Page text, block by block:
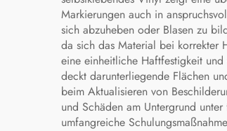
Markierungen auch in
sich abzuheben oder Blasen zu
da sich das Material bei korrekter
eine einheitliche Haftfestigkeit
deckt darunterliegende Flächen
beim Aktualisieren von
und Schäden am Untergrund
umfangreiche